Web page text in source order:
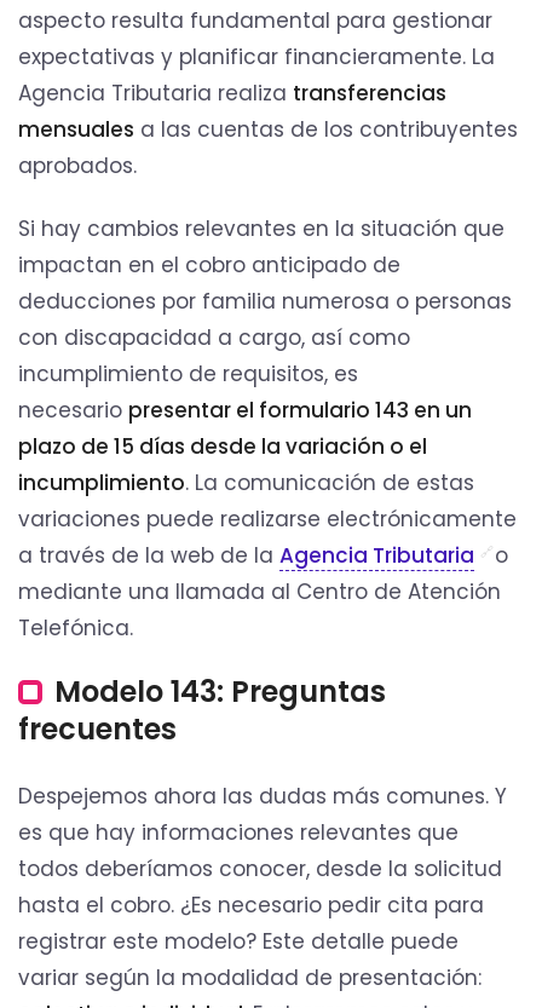
aspecto resulta fundamental para gestionar
expectativas y planificar financieramente. La
Agencia Tributaria realiza transferencias
mensuales a las cuentas de los contribuyentes
aprobados.
Si hay cambios relevantes en la situación que
impactan en el cobro anticipado de
deducciones por familia numerosa o personas
con discapacidad a cargo, así como
incumplimiento de requisitos, es
necesario presentar el formulario 143 en un
plazo de 15 días desde la variación o el
incumplimiento. La comunicación de estas
variaciones puede realizarse electrónicamente
a través de la web de la Agencia Tributaria o
mediante una llamada al Centro de Atención
Telefónica.
Modelo 143: Preguntas
frecuentes
Despejemos ahora las dudas más comunes. Y
es que hay informaciones relevantes que
todos deberíamos conocer, desde la solicitud
hasta el cobro. ¿Es necesario pedir cita para
registrar este modelo? Este detalle puede
variar según la modalidad de presentación: